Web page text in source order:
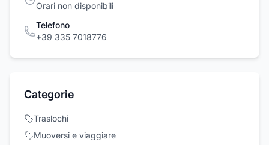
Orari non disponibili
Telefono
+39 335 7018776
Categorie
Traslochi
Muoversi e viaggiare